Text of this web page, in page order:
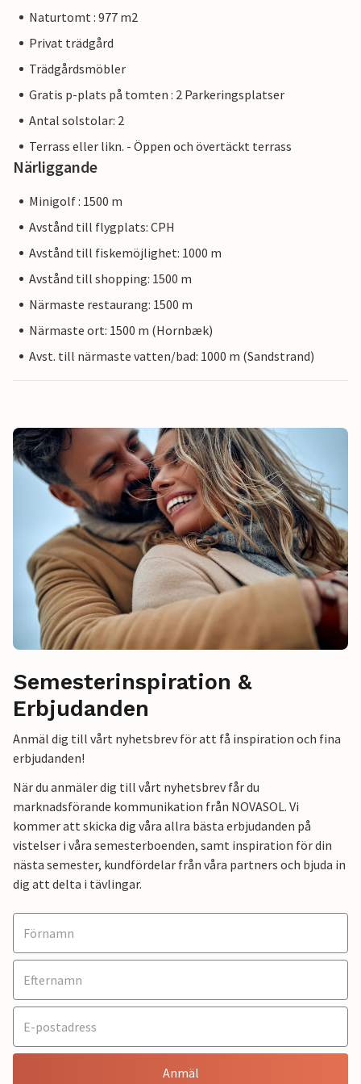
Naturtomt : 977 m2
Privat trädgård
Trädgårdsmöbler
Gratis p-plats på tomten : 2 Parkeringsplatser
Antal solstolar: 2
Terrass eller likn. - Öppen och övertäckt terrass
Närliggande
Minigolf : 1500 m
Avstånd till flygplats: CPH
Avstånd till fiskemöjlighet: 1000 m
Avstånd till shopping: 1500 m
Närmaste restaurang: 1500 m
Närmaste ort: 1500 m (Hornbæk)
Avst. till närmaste vatten/bad: 1000 m (Sandstrand)
Semesterinspiration &
Erbjudanden
Anmäl dig till vårt nyhetsbrev för att få inspiration och fina
erbjudanden!
När du anmäler dig till vårt nyhetsbrev får du
marknadsförande kommunikation från NOVASOL. Vi
kommer att skicka dig våra allra bästa erbjudanden på
vistelser i våra semesterboenden, samt inspiration för din
nästa semester, kundfördelar från våra partners och bjuda in
dig att delta i tävlingar.
Anmäl